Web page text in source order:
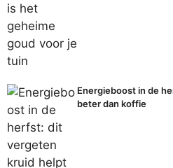
Energieboost in de
beter dan koffie